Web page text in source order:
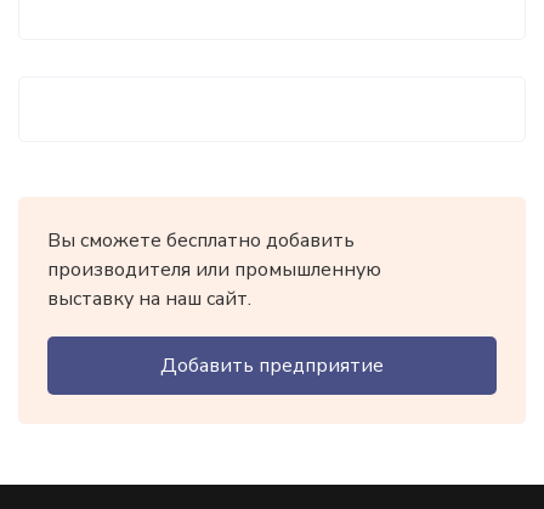
Вы сможете бесплатно добавить
производителя или промышленную
выставку на наш сайт.
Добавить предприятие